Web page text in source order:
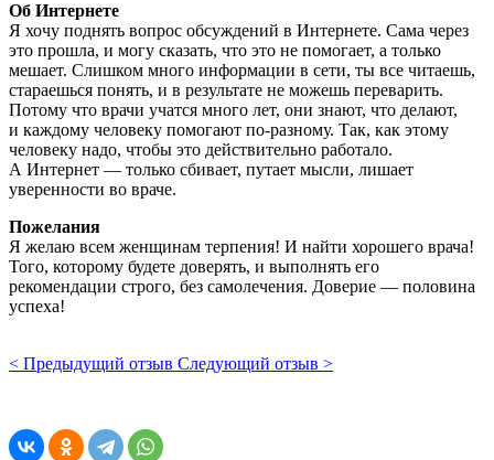
Об Интернете
Я хочу поднять вопрос обсуждений в Интернете. Сама через
это прошла, и могу сказать, что это не помогает, а только
мешает. Слишком много информации в сети, ты все читаешь,
стараешься понять, и в результате не можешь переварить.
Потому что врачи учатся много лет, они знают, что делают,
и каждому человеку помогают по-разному. Так, как этому
человеку надо, чтобы это действительно работало.
А Интернет — только сбивает, путает мысли, лишает
уверенности во враче.
Пожелания
Я желаю всем женщинам терпения! И найти хорошего врача!
Того, которому будете доверять, и выполнять его
рекомендации строго, без самолечения. Доверие — половина
успеха!
< Предыдущий отзыв Следующий отзыв >